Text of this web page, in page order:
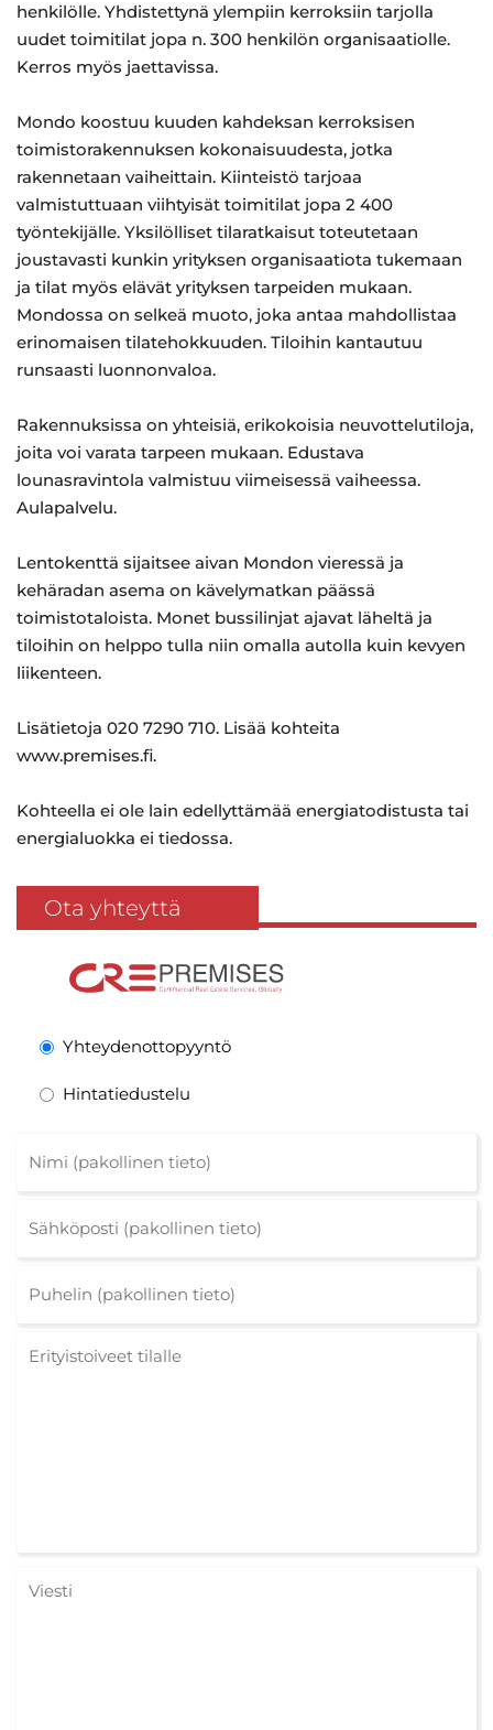
henkilölle. Yhdistettynä ylempiin kerroksiin tarjolla
uudet toimitilat jopa n. 300 henkilön organisaatiolle.
Kerros myös jaettavissa.
Mondo koostuu kuuden kahdeksan kerroksisen
toimistorakennuksen kokonaisuudesta, jotka
rakennetaan vaiheittain. Kiinteistö tarjoaa
valmistuttuaan viihtyisät toimitilat jopa 2 400
työntekijälle. Yksilölliset tilaratkaisut toteutetaan
joustavasti kunkin yrityksen organisaatiota tukemaan
ja tilat myös elävät yrityksen tarpeiden mukaan.
Mondossa on selkeä muoto, joka antaa mahdollistaa
erinomaisen tilatehokkuuden. Tiloihin kantautuu
runsaasti luonnonvaloa.
Rakennuksissa on yhteisiä, erikokoisia neuvottelutiloja,
joita voi varata tarpeen mukaan. Edustava
lounasravintola valmistuu viimeisessä vaiheessa.
Aulapalvelu.
Lentokenttä sijaitsee aivan Mondon vieressä ja
kehäradan asema on kävelymatkan päässä
toimistotaloista. Monet bussilinjat ajavat läheltä ja
tiloihin on helppo tulla niin omalla autolla kuin kevyen
liikenteen.
Lisätietoja 020 7290 710. Lisää kohteita
www.premises.fi.
Kohteella ei ole lain edellyttämää energiatodistusta tai
energialuokka ei tiedossa.
Ota yhteyttä
Yhteydenottopyyntö
Hintatiedustelu